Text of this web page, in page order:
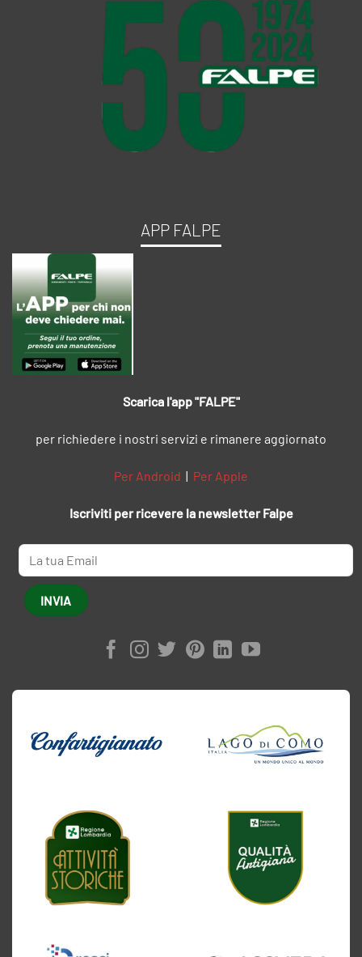
APP FALPE
Scarica l'app "FALPE"
per richiedere i nostri servizi e rimanere aggiornato
Per Android | Per Apple
Iscriviti per ricevere la newsletter Falpe